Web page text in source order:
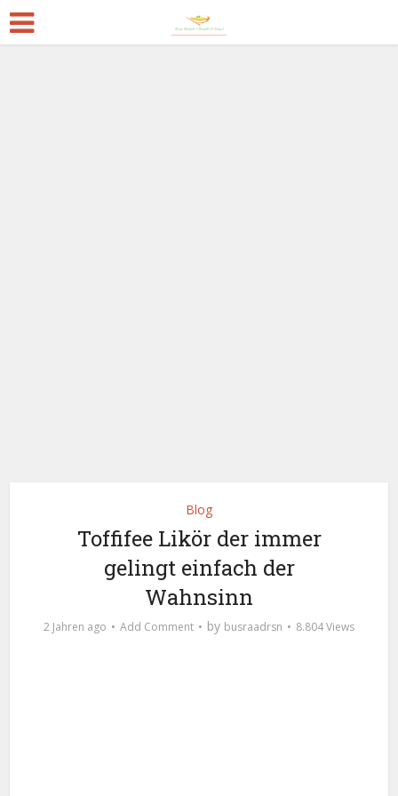
Blog
Toffifee Likör der immer
gelingt einfach der
Wahnsinn
2 Jahren ago Add Comment by busraadrsn 8.804 Views